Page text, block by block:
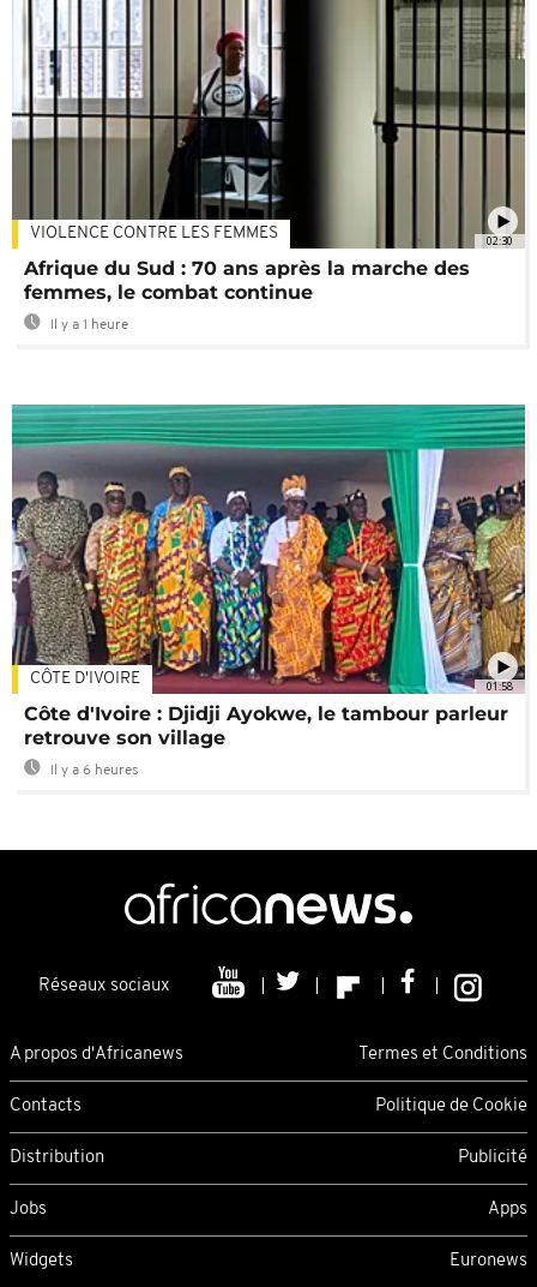
02:30
VIOLENCE CONTRE LES FEMMES
Afrique du Sud : 70 ans après la marche des
femmes, le combat continue
Il y a 1 heure
01:58
CÔTE D'IVOIRE
Côte d'Ivoire : Djidji Ayokwe, le tambour parleur
retrouve son village
Il y a 6 heures
Réseaux sociaux
A propos d'Africanews Termes et Conditions
Contacts Politique de Cookie
Distribution Publicité
Jobs Apps
Widgets Euronews